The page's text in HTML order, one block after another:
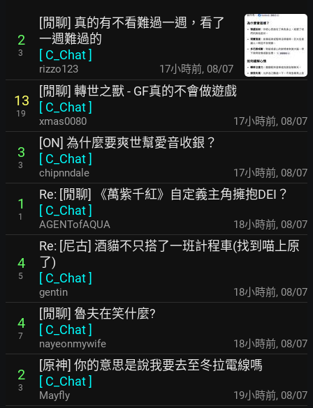
2
3
[閒聊] 真的有不看難過一週，看了
一週難過的
[ C_Chat]
rizzo123 17小時前, 08/07
13
19
[閒聊] 轉世之獸 - GF真的不會做遊戲
[ C_Chat]
xmas0080 17小時前, 08/07
3
3
[ON] 為什麼要爽世幫愛音收銀？
[ C_Chat]
chipnndale 17小時前, 08/07
1
1
Re: [閒聊] 《萬紫千紅》自定義主角擁抱DEI？
[ C_Chat]
AGENTofAQUA 18小時前, 08/07
4
5
Re: [尼古] 酒貓不只搭了一班計程車(找到喵上原
了)
[ C_Chat]
gentin 18小時前, 08/07
4
7
[閒聊] 魯夫在笑什麼?
[ C_Chat]
nayeonmywife 18小時前, 08/07
2
3
[原神] 你的意思是說我要去至冬拉電線嗎
[ C_Chat]
Mayfly 19小時前, 08/07